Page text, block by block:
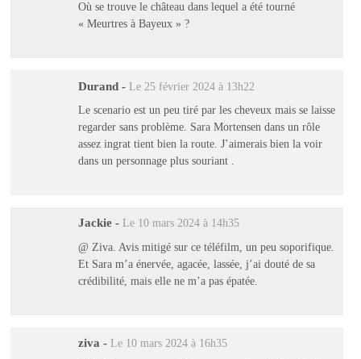
Où se trouve le château dans lequel a été tourné
« Meurtres à Bayeux » ?
Durand - Le 25 février 2024 à 13h22
Le scenario est un peu tiré par les cheveux mais se laisse
regarder sans problème. Sara Mortensen dans un rôle
assez ingrat tient bien la route. J’aimerais bien la voir
dans un personnage plus souriant .
Jackie - Le 10 mars 2024 à 14h35
@ Ziva. Avis mitigé sur ce téléfilm, un peu soporifique.
Et Sara m’a énervée, agacée, lassée, j’ai douté de sa
crédibilité, mais elle ne m’a pas épatée.
ziva - Le 10 mars 2024 à 16h35